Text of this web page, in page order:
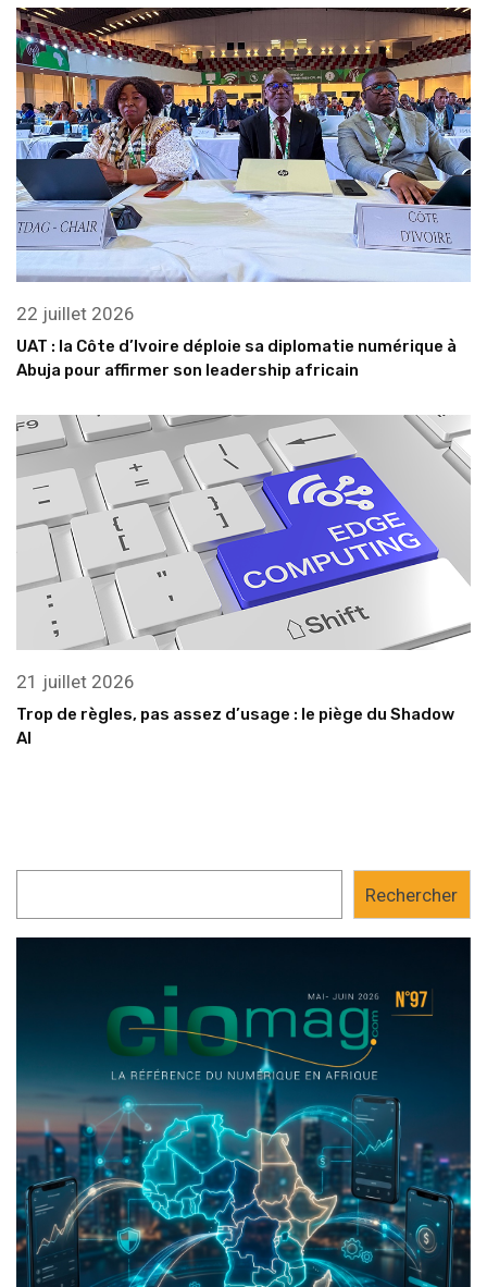
22 juillet 2026
UAT : la Côte d’Ivoire déploie sa diplomatie numérique à
Abuja pour affirmer son leadership africain
21 juillet 2026
Trop de règles, pas assez d’usage : le piège du Shadow
AI
Rechercher